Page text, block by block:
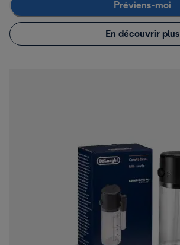
Préviens-moi
En découvrir plus